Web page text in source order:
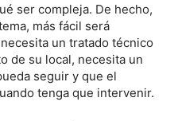
ser compleja. De hecho,
más fácil será
un tratado técnico
de su local, necesita un
seguir y que el
tenga que intervenir.